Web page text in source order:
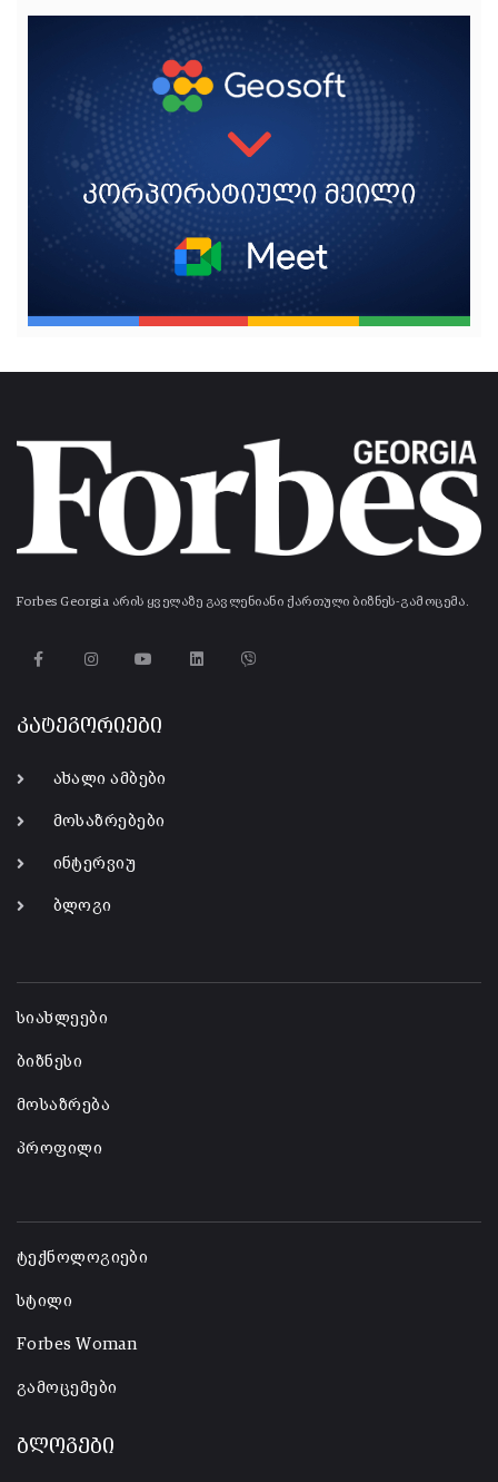
Forbes Georgia არის ყველაზე გავლენიანი ქართული ბიზნეს-გამოცემა.
კატეგორიები
ახალი ამბები
მოსაზრებები
ინტერვიუ
ბლოგი
სიახლეები
ბიზნესი
მოსაზრება
პროფილი
ტექნოლოგიები
სტილი
Forbes Woman
გამოცემები
ბლოგები